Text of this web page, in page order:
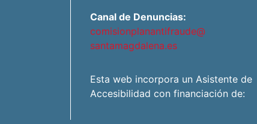
Canal de Denuncias:
comisionplanantifraude@
santamagdalena.es
Esta web incorpora un Asistente de
Accesibilidad con financiación de: